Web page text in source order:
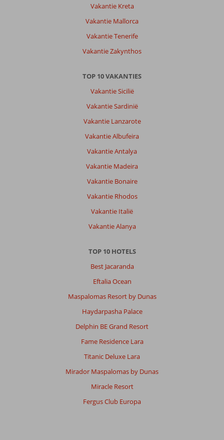
Vakantie Kreta
Vakantie Mallorca
Vakantie Tenerife
Vakantie Zakynthos
TOP 10 VAKANTIES
Vakantie Sicilië
Vakantie Sardinië
Vakantie Lanzarote
Vakantie Albufeira
Vakantie Antalya
Vakantie Madeira
Vakantie Bonaire
Vakantie Rhodos
Vakantie Italië
Vakantie Alanya
TOP 10 HOTELS
Best Jacaranda
Eftalia Ocean
Maspalomas Resort by Dunas
Haydarpasha Palace
Delphin BE Grand Resort
Fame Residence Lara
Titanic Deluxe Lara
Mirador Maspalomas by Dunas
Miracle Resort
Fergus Club Europa